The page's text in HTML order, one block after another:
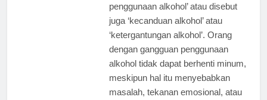
penggunaan alkohol’ atau disebut
juga ‘kecanduan alkohol’ atau
‘ketergantungan alkohol’. Orang
dengan gangguan penggunaan
alkohol tidak dapat berhenti minum,
meskipun hal itu menyebabkan
masalah, tekanan emosional, atau